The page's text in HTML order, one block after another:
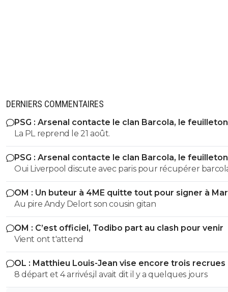
DERNIERS COMMENTAIRES
PSG : Arsenal contacte le clan Barcola, le feuilleton
relancé
La PL reprend le 21 août.
PSG : Arsenal contacte le clan Barcola, le feuilleton
relancé
Oui Liverpool discute avec paris pour récupérer
année prochaine, sont prix sera divisé par 2
OM : Un buteur à 4ME quitte tout pour signer à
Au pire Andy Delort son cousin gitan
OM : C’est officiel, Todibo part au clash pour venir
Vient ont t'attend
OL : Matthieu Louis-Jean vise encore trois recrues
8 départ et 4 arrivés,il avait dit il y a quelques jours